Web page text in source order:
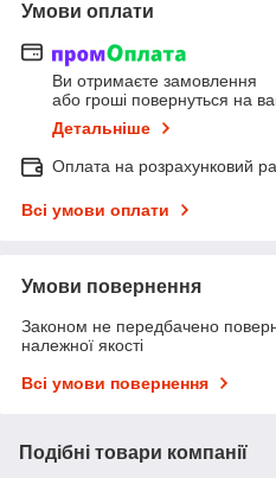
Умови оплати
Ви отримаєте замовлення
або гроші повернуться на
Детальніше
Оплата на розрахунковий
Всі умови оплати
Умови повернення
Законом не передбачено
належної якості
Всі умови повернення
Подібні товари компанії